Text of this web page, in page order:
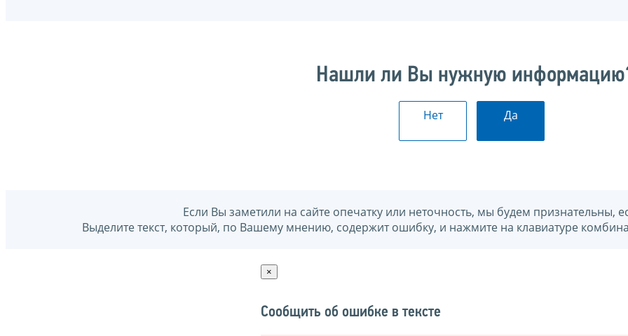
Нашли ли Вы нужную
Нет Да
Если Вы заметили на сайте опечатку или неточность, мы будем признательны,
Выделите текст, который, по Вашему мнению, содержит ошибку, и нажмите на клавиатуре
×
Сообщить об ошибке в тексте